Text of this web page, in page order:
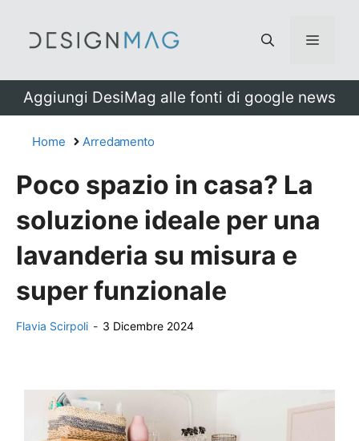
Menu
Aggiungi DesiMag alle fonti di google news
Home Arredamento
Poco spazio in casa? La
soluzione ideale per una
lavanderia su misura e
super funzionale
Flavia Scirpoli - 3 Dicembre 2024